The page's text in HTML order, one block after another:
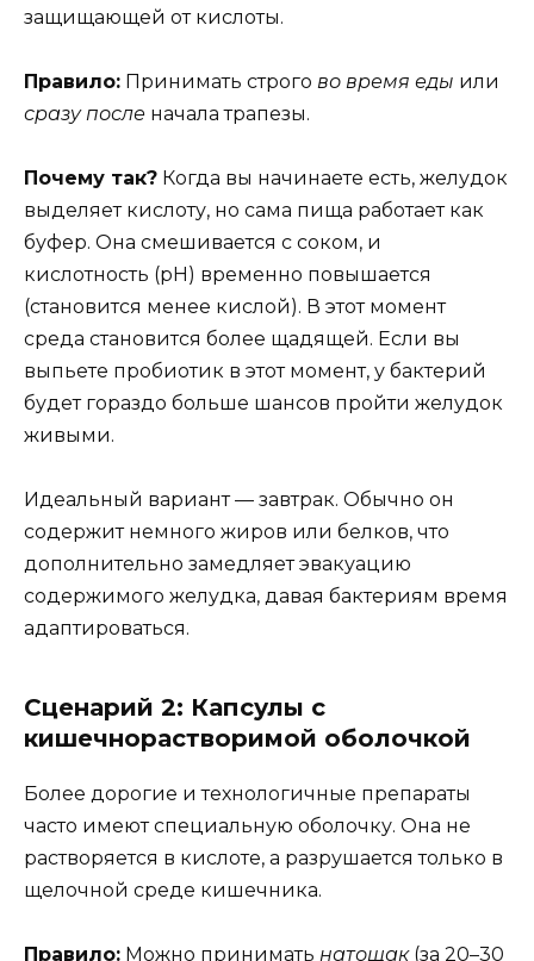
защищающей от кислоты.
Правило: Принимать строго во время еды или
сразу после начала трапезы.
Почему так? Когда вы начинаете есть, желудок
выделяет кислоту, но сама пища работает как
буфер. Она смешивается с соком, и
кислотность (pH) временно повышается
(становится менее кислой). В этот момент
среда становится более щадящей. Если вы
выпьете пробиотик в этот момент, у бактерий
будет гораздо больше шансов пройти желудок
живыми.
Идеальный вариант — завтрак. Обычно он
содержит немного жиров или белков, что
дополнительно замедляет эвакуацию
содержимого желудка, давая бактериям время
адаптироваться.
Сценарий 2: Капсулы с
кишечнорастворимой оболочкой
Более дорогие и технологичные препараты
часто имеют специальную оболочку. Она не
растворяется в кислоте, а разрушается только в
щелочной среде кишечника.
Правило: Можно принимать натощак(за 20–30